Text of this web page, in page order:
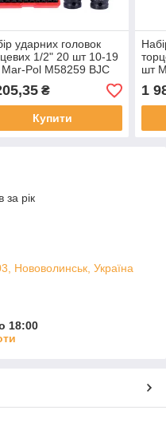
ударних головок
1/2" 20 шт 10-19
Pol M58259 BJC
₴
Купити
шт
1
за рік
Нововолинськ, Україна
18:00